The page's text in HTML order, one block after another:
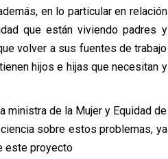
en lo particular en relación
que están viviendo padres y
volver a sus fuentes de trabajo
hijos e hijas que necesitan y
ministra de la Mujer y Equidad de
sobre estos problemas, ya
este proyecto